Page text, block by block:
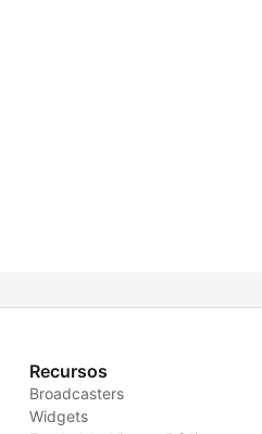
Recursos
Broadcasters
Widgets